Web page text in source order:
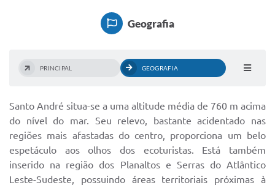
Consultar Processos
Contratos
Declaração de Rendimentos
Sabina
Editais
Geografia
PRINCIPAL GEOGRAFIA
Santo André situa-se a uma altitude média de 760 m acima
do nível do mar. Seu relevo, bastante acidentado nas
regiões mais afastadas do centro, proporciona um belo
espetáculo aos olhos dos ecoturistas. Está também
inserido na região dos Planaltos e Serras do Atlântico
Leste-Sudeste, possuindo áreas territoriais próximas à